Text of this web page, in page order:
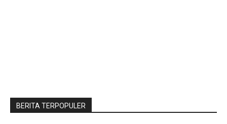
BERITA TERPOPULER